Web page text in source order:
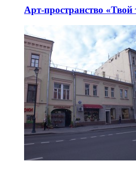
Арт-пространство «Твой